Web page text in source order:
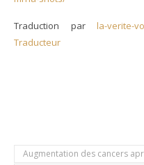
Traduction par la-verite-
Traducteur
Augmentation des cancers